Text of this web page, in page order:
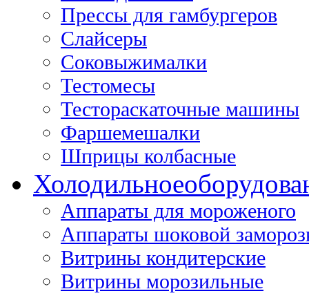
Прессы для гамбургеров
Слайсеры
Соковыжималки
Тестомесы
Тестораскаточные машины
Фаршемешалки
Шприцы колбасные
Холодильное
Аппараты для мороженого
Аппараты шоковой
Витрины кондитерские
Витрины морозильные